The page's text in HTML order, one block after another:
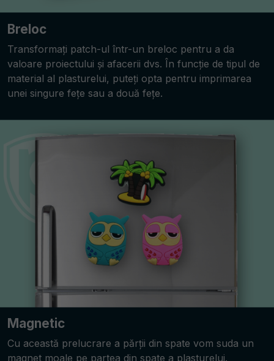
Breloc
Transformați patch-ul într-un breloc pentru a da
valoare proiectului și afacerii dvs. În funcție de tipul de
material al plasturelui, puteți opta pentru imprimarea
unei singure fețe sau a două fețe.
Magnetic
Cu această prelucrare a părții din spate vom suda un
magnet moale pe partea din spate a plasturelui.